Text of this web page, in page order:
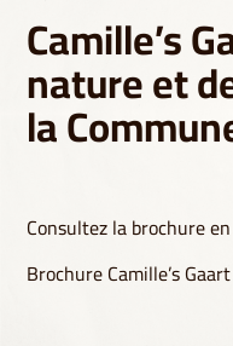
Camille’s
nature et
la
Consultez la brochure
Brochure Camille’s